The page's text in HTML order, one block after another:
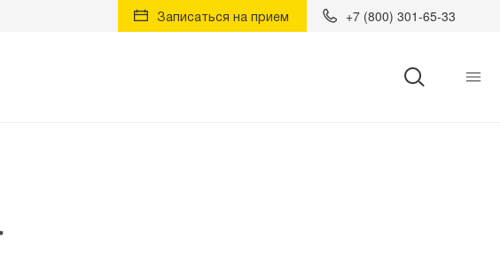
Записаться на прием +7 (800) 301-65-33